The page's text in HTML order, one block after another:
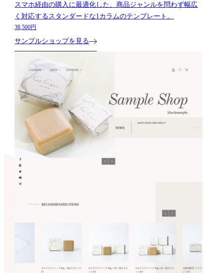
スマホ経由の購入に最適化した、商品ジャンルを問わず幅広
く対応するスタンダードな1カラムのテンプレート。
38,500円
サンプルショップを見る